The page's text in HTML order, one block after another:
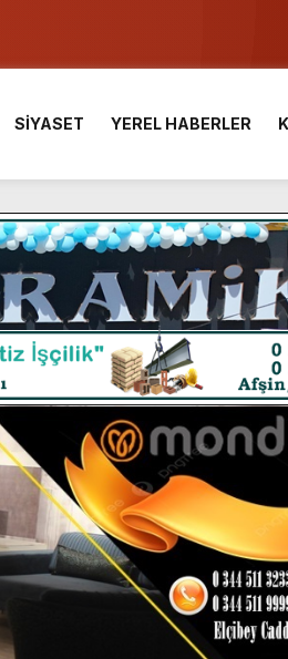
7 Ağustos.
SİYASET YEREL HABERLER